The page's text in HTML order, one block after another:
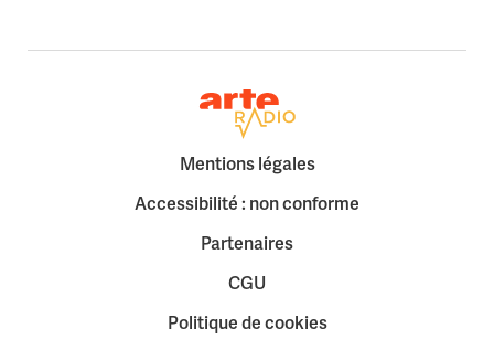
Retour à la page d'accueil
Mentions légales
Accessibilité : non conforme
Partenaires
CGU
Politique de cookies